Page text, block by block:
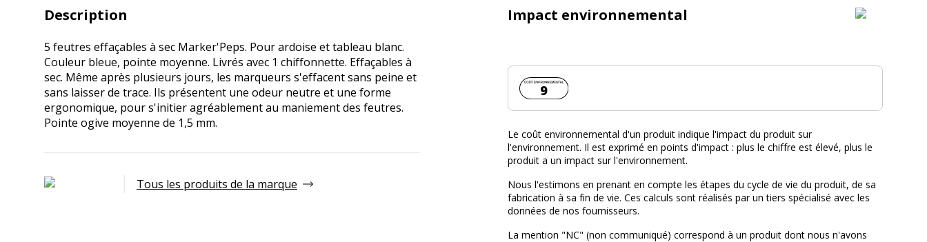
Description
5 feutres effaçables à sec Marker'Peps. Pour ardoise et tableau blanc.
Couleur bleue, pointe moyenne. Livrés avec 1 chiffonnette. Effaçables à
sec. Même après plusieurs jours, les marqueurs s'effacent sans peine et
sans laisser de trace. Ils présentent une odeur neutre et une forme
ergonomique, pour s'initier agréablement au maniement des feutres.
Pointe ogive moyenne de 1,5 mm.
Tous les produits de la marque
Impact environnemental
Coût environnemental :
9
Le coût environnemental d'un produit indique l'impact du produit sur
l'environnement. Il est exprimé en points d'impact : plus le chiffre est élevé, plus le
produit a un impact sur l'environnement.
Nous l'estimons en prenant en compte les étapes du cycle de vie du produit, de sa
fabrication à sa fin de vie. Ces calculs sont réalisés par un tiers spécialisé avec les
données de nos fournisseurs.
La mention "NC" (non communiqué) correspond à un produit dont nous n'avons